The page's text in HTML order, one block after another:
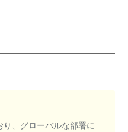
、グローバルな部署に